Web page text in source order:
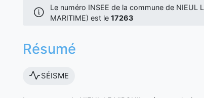
Le numéro INSEE de la commune de NIEUL
MARITIME) est le 17263
Résumé
SÉISME